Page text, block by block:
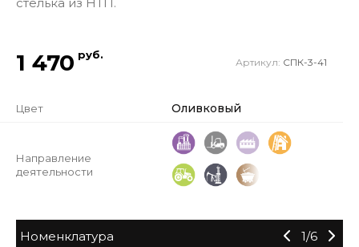
1 470 руб.
Артикул: СПК-3-41
Цвет Оливковый
Направление
деятельности
Номенклатура 1/6